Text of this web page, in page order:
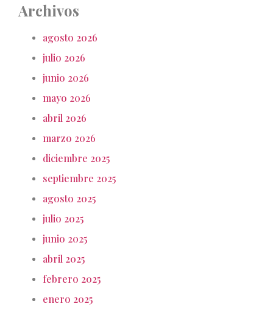
Archivos
agosto 2026
julio 2026
junio 2026
mayo 2026
abril 2026
marzo 2026
diciembre 2025
septiembre 2025
agosto 2025
julio 2025
junio 2025
abril 2025
febrero 2025
enero 2025